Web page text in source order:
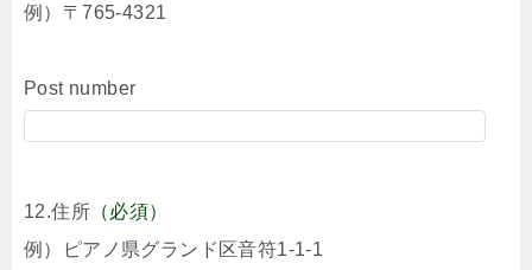
例）〒765-4321
Post number
12.住所 （必須）
例）ピアノ県グランド区音符1-1-1